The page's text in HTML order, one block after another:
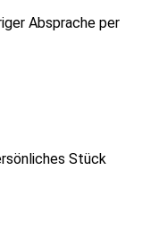
Absprache per
Stück